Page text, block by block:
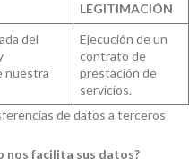
LEGITIMACIÓN
del
nuestra
Ejecución de un
contrato de
prestación de
servicios.
de datos a terceros
nos facilita sus datos?